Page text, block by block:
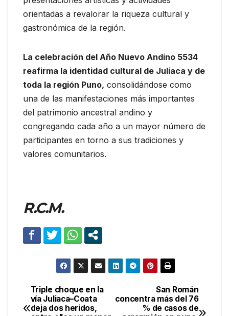
orientadas a revalorar la riqueza cultural y
gastronómica de la región.
La celebración del Año Nuevo Andino 5534
reafirma la identidad cultural de Juliaca y de
toda la región Puno, consolidándose como
una de las manifestaciones más importantes
del patrimonio ancestral andino y
congregando cada año a un mayor número de
participantes en torno a sus tradiciones y
valores comunitarios.
R.C.M.
Navegación
San Román
concentra más del 76
% de casos de
Triple choque en la
vía Juliaca–Coata
deja dos heridos,